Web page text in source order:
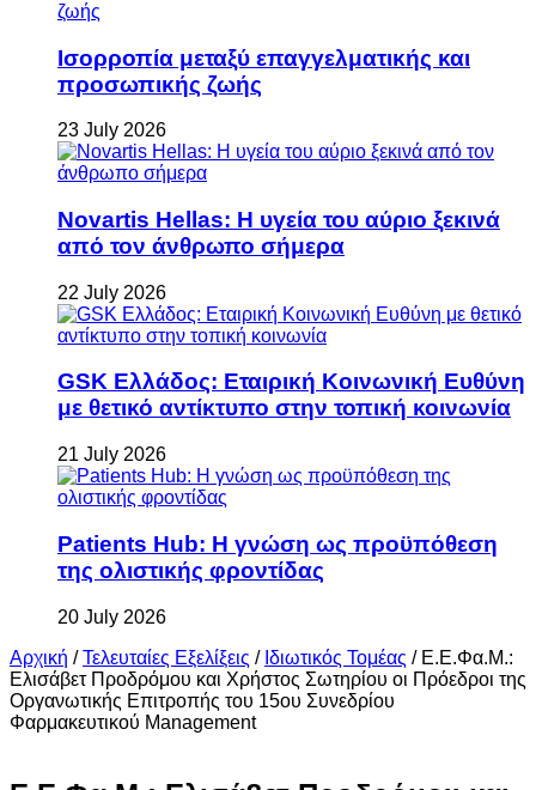
Ισορροπία μεταξύ επαγγελματικής και
προσωπικής ζωής
23 July 2026
Novartis Hellas: Η υγεία του αύριο ξεκινά
από τον άνθρωπο σήμερα
22 July 2026
GSK Ελλάδος: Εταιρική Κοινωνική Ευθύνη
με θετικό αντίκτυπο στην τοπική κοινωνία
21 July 2026
Patients Hub: Η γνώση ως προϋπόθεση
της ολιστικής φροντίδας
20 July 2026
Αρχική / Τελευταίες Εξελίξεις / Ιδιωτικός Τομέας / Ε.Ε.Φα.Μ.:
Ελισάβετ Προδρόμου και Χρήστος Σωτηρίου οι Πρόεδροι της
Οργανωτικής Επιτροπής του 15ου Συνεδρίου
Φαρμακευτικού Management